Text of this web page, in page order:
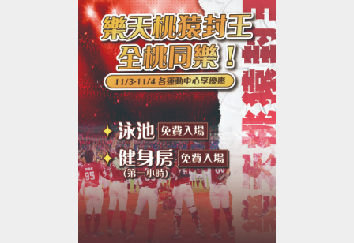
講師｜李啟星 實習心理師
具接納與承諾治療實務訓練、正念減壓（MBSR）合
格師資資格
公益免費講座・限額30位
掃描 QR Code 填表報名，與我們一起培養更穩定、自